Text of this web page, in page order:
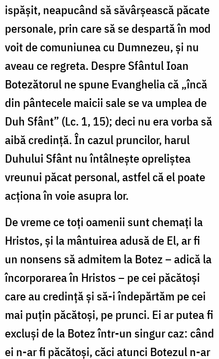
ispășit, neapucând să săvârșească păcate
personale, prin care să se despartă în mod
voit de comuniunea cu Dumnezeu, și nu
aveau ce regreta. Despre Sfântul Ioan
Botezătorul ne spune Evanghelia că „încă
din pântecele maicii sale se va umplea de
Duh Sfânt” (Lc. 1, 15); deci nu era vorba să
aibă credință. În cazul pruncilor, harul
Duhului Sfânt nu întâlnește opreliștea
vreunui păcat personal, astfel că el poate
acționa în voie asupra lor.
De vreme ce toți oamenii sunt chemați la
Hristos, și la mântuirea adusă de El, ar fi
un nonsens să admitem la Botez – adică la
încorporarea în Hristos – pe cei păcătoși
care au credință și să-i îndepărtăm pe cei
mai puțin păcătoși, pe prunci. Ei ar putea fi
excluși de la Botez într-un singur caz: când
ei n-ar fi păcătoși, căci atunci Botezul n-ar